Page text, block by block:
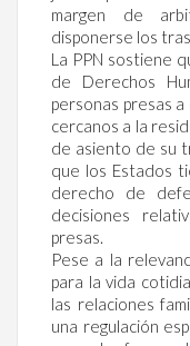
margen de
disponerse los
La PPN sostiene
de Derechos
personas presas
cercanos a la
de asiento de su
que los Estados
derecho de
decisiones
presas.
Pese a la
para la vida
las relaciones
una regulación